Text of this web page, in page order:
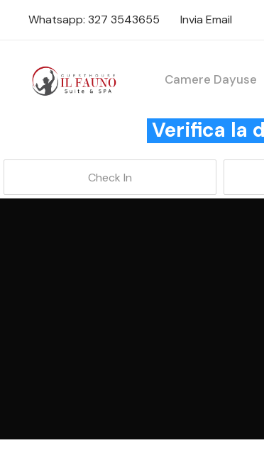
Whatsapp: 327 3543655 Invia Email
Camere Dayuse
Verifica la